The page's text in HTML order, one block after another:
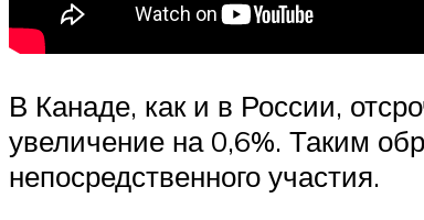
В Канаде, как и в России,
увеличение на 0,6%. Таким
непосредственного участия.